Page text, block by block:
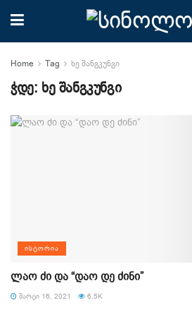
Home Tag ხე შანგკუნგი
ჭდე: ხე შანგკუნგი
ᲘᲡᲢᲝᲠᲘᲐ
ლაო ძი და “დაო დე ძინი”
ᲛᲐᲠᲢᲘ 16, 2021 6.5K